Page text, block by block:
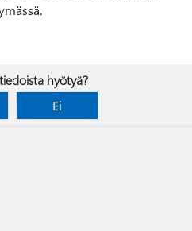
hyötyä?
Ei